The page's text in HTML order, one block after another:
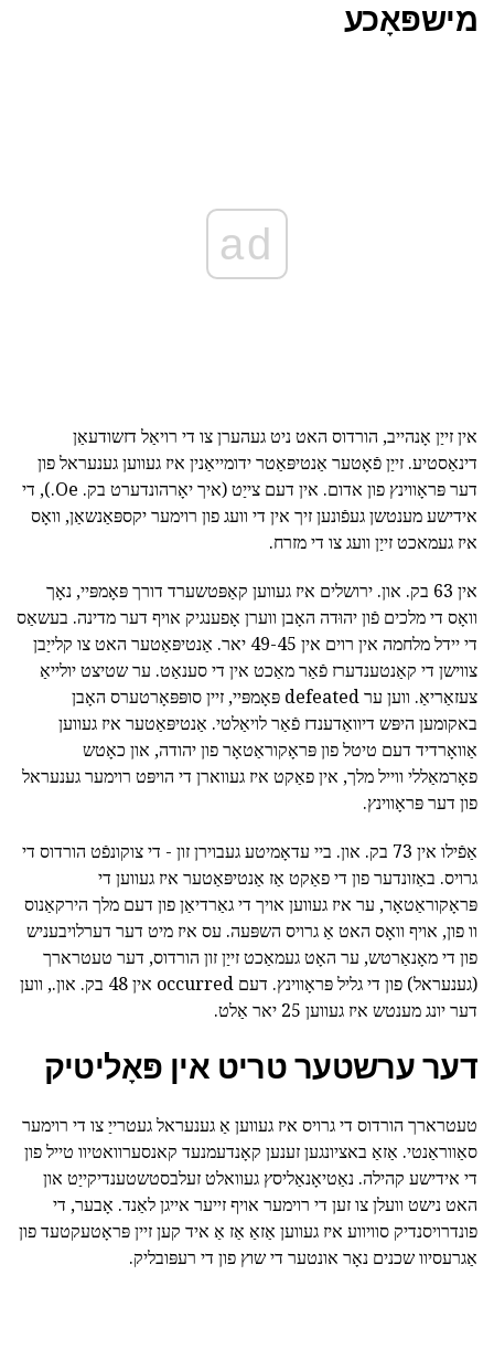
מישפּאָכע
ad
אין זייַן אָנהייב, הורדוס האט ניט געהערן צו די רויאַל דזשודעאַן
דינאַסטיע. זייַן פֿאָטער אַנטיפּאַטר ידומייאַנין איז געווען גענעראל פון
דער פּראָווינץ פון אדום. אין דעם צייַט (איך יאָרהונדערט בק. Oe.), די
אידישע מענטשן געפֿונען זיך אין די וועג פון רוימער יקספּאַנשאַן, וואָס
איז געמאכט זייַן וועג צו די מזרח.
אין 63 בק. און. ירושלים איז געווען קאַפּטשערד דורך פּאָמפּיי, נאָך
וואָס די מלכים פֿון יהוּדה האָבן ווערן אָפענגיק אויף דער מדינה. בעשאַס
די יידל מלחמה אין רוים אין 49-45 יאר. אַנטיפּאַטער האט צו קלייַבן
צווישן די קאַנטענדערז פֿאַר מאַכט אין די סענאַט. ער שטיצט יולייאַ
צעזאַריאַ. ווען ער defeated פּאָמפּיי, זיין סופּפּאָרטערס האָבן
באקומען היפּש דיוואַדענדז פֿאַר לויאַלטי. אַנטיפּאַטער איז געווען
אַוואָרדיד דעם טיטל פון פּראָקוראַטאָר פון יהודה, און כאָטש
פאָרמאַללי ווייל מלך, אין פאַקט איז געווארן די הויפּט רוימער גענעראל
פון דער פּראָווינץ.
אַפֿילו אין 73 בק. און. ביי עדאָמיטע געבוירן זון - די צוקונפֿט הורדוס די
גרויס. באַזונדער פון די פאַקט אַז אַנטיפּאַטער איז געווען די
פּראָקוראַטאָר, ער איז געווען אויך די גאַרדיאַן פון דעם מלך הירקאַנוס
וו פון, אויף וואָס האט אַ גרויס השפּעה. עס איז מיט דער דערלויבעניש
פון די מאָנאַרטש, ער האָט געמאַכט זייַן זון הורדוס, דער טעטרארך
(גענעראל) פון די גליל פּראָווינץ. דעם occurred אין 48 בק. און., ווען
דער יונג מענטש איז געווען 25 יאר אַלט.
דער ערשטער טריט אין פּאָליטיק
טעטרארך הורדוס די גרויס איז געווען אַ גענעראל געטרייַ צו די רוימער
סאַווראַנטי. אַזאַ באציונגען זענען קאָנדעמנעד קאנסערוואטיוו טייל פון
די אידישע קהילה. נאַטיאָנאַליסץ געוואלט זעלבסטשטענדיקייַט און
האט נישט וועלן צו זען די רוימער אויף זייער אייגן לאַנד. אָבער, די
פונדרויסנדיק סוויווע איז געווען אַזאַ אַז אַ איד קען זיין פּראָטעקטעד פון
אַגרעסיוו שכנים נאָר אונטער די שוץ פון די רעפּובליק.